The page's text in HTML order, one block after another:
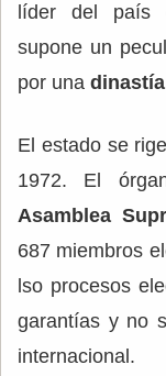
líder del país
supone un
por una
El estado se
1972. El
Asamblea
687 miembros
lso procesos
garantías y no
internacional.